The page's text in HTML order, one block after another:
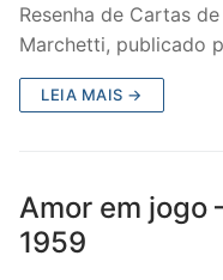
Resenha de Cartas
Marchetti, publicado
LEIA MAIS →
Amor em jogo
1959